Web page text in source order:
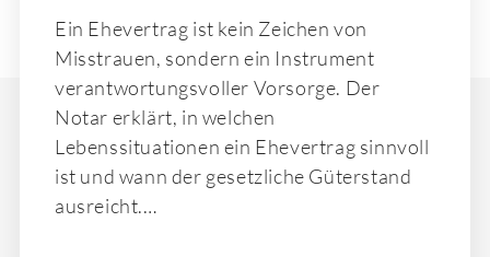
Ein Ehevertrag ist kein Zeichen von
Misstrauen, sondern ein Instrument
verantwortungsvoller Vorsorge. Der
Notar erklärt, in welchen
Lebenssituationen ein Ehevertrag sinnvoll
ist und wann der gesetzliche Güterstand
ausreicht.